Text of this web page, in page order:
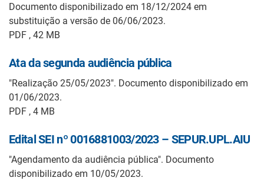
Documento disponibilizado em 18/12/2024 em
substituição a versão de 06/06/2023.
PDF , 42 MB
Ata da segunda audiência pública
"Realização 25/05/2023". Documento disponibilizado em
01/06/2023.
PDF , 4 MB
Edital SEI nº 0016881003/2023 – SEPUR.UPL.AIU
"Agendamento da audiência pública". Documento
disponibilizado em 10/05/2023.